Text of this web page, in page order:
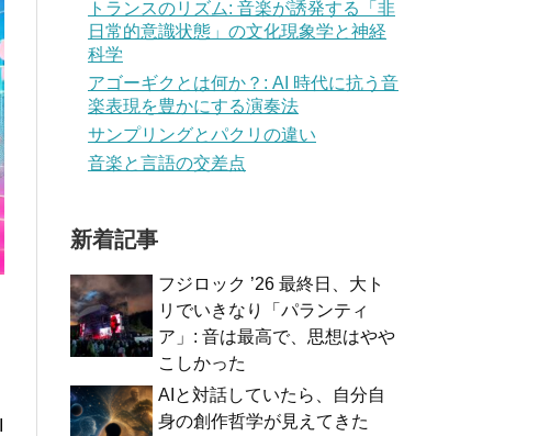
トランスのリズム: 音楽が誘発する「非
日常的意識状態」の文化現象学と神経
科学
アゴーギクとは何か？: AI 時代に抗う音
楽表現を豊かにする演奏法
サンプリングとパクリの違い
音楽と言語の交差点
新着記事
フジロック ’26 最終日、大ト
リでいきなり「パランティ
ア」: 音は最高で、思想はやや
こしかった
AIと対話していたら、自分自
身の創作哲学が見えてきた